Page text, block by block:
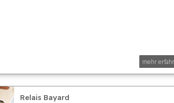
mehr
Relais Bayard